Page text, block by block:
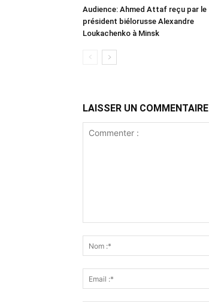
Audience: Ahmed Attaf reçu par le
président biélorusse Alexandre
Loukachenko à Minsk
LAISSER UN COMMENTAIRE